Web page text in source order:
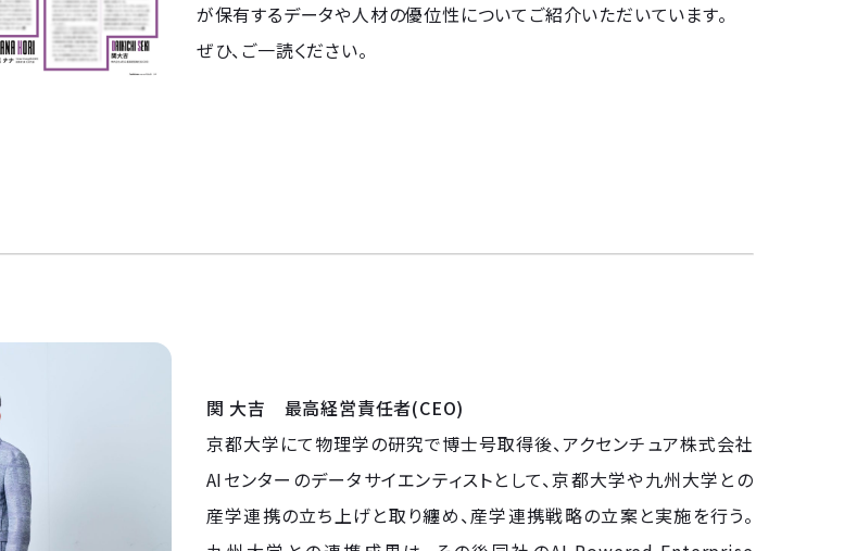
が保有するデータや人材の優位性についてご紹介いただいています。
ぜひ、ご一読ください。
関 大吉 最高経営責任者(CEO)
京都大学にて物理学の研究で博士号取得後、アクセンチュア株式会社
AIセンターのデータサイエンティストとして、京都大学や九州大学との
産学連携の立ち上げと取り纏め、産学連携戦略の立案と実施を行う。